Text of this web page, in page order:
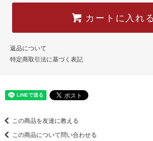
カートに入れる
返品について
特定商取引法に基づく表記
この商品を友達に教える
この商品について問い合わせる